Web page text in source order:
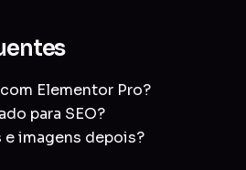
Elementor Pro?
para SEO?
imagens depois?